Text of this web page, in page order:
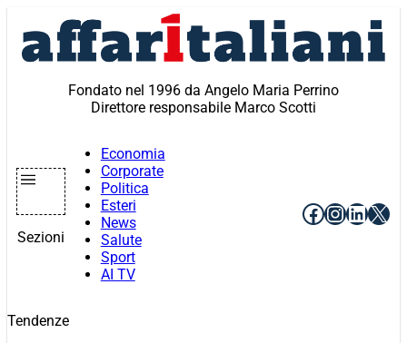
contenuto
Fondato nel 1996 da Angelo Maria Perrino
Direttore responsabile Marco Scotti
Sezioni
Economia
Corporate
Politica
Esteri
News
Salute
Sport
AI TV
Facebook
X
Tendenze